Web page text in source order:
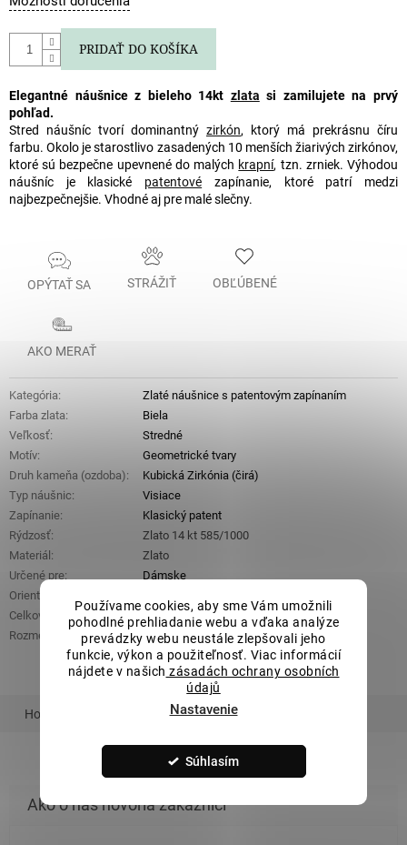
Používame cookies, aby sme Vám umožnili
pohodlné prehliadanie webu a vďaka analýze
prevádzky webu neustále zlepšovali jeho
funkcie, výkon a použiteľnosť. Viac informácií
nájdete v našich zásadách ochrany osobních
údajů
Nastavenie
Súhlasím
cena:
PRIDAŤ DO KOŠÍKA
Elegantné náušnice z bieleho 14kt zlata si zamilujete na prvý
pohľad.
Stred náušníc tvorí dominantný zirkón, ktorý má prekrásnu číru
farbu. Okolo je starostlivo zasadených 10 menších žiarivých zirkónov,
ktoré sú bezpečne upevnené do malých krapní, tzn. zrniek. Výhodou
náušníc je klasické patentové zapínanie, ktoré patrí medzi
najbezpečnejšie. Vhodné aj pre malé slečny.
OPÝTAŤ SA STRÁŽIŤ OBĽÚBENÉ
AKO MERAŤ
Kategória:
Zlaté náušnice s patentovým zapínaním
Farba zlata:
Biela
Veľkosť:
Stredné
Motív:
Geometrické tvary
Druh kameňa (ozdoba):
Kubická Zirkónia (čirá)
Typ náušnic:
Visiace
Zapínanie:
Klasický patent
Rýdzosť:
Zlato 14 kt 585/1000
Materiál :
Zlato
Určené pre:
Dámske
Orientačná hmotnosť
Celková výška
:
16 mm
Rozmery ozdobnej časti: 6 mm x 6 mm
Hodnotenie Podobný tovar